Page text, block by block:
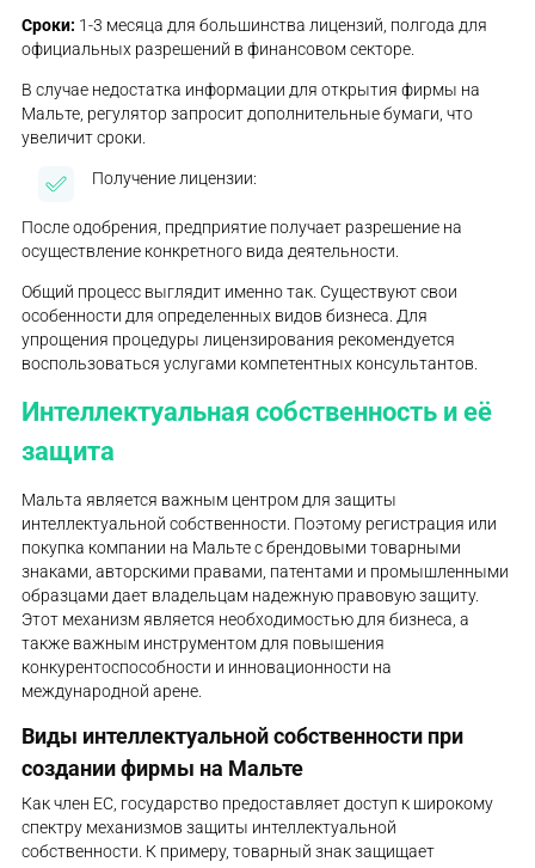
Сроки: 1-3 месяца для большинства лицензий, полгода для
официальных разрешений в финансовом секторе.
В случае недостатка информации для открытия фирмы на
Мальте, регулятор запросит дополнительные бумаги, что
увеличит сроки.
Получение лицензии:
После одобрения, предприятие получает разрешение на
осуществление конкретного вида деятельности.
Общий процесс выглядит именно так. Существуют свои
особенности для определенных видов бизнеса. Для
упрощения процедуры лицензирования рекомендуется
воспользоваться услугами компетентных консультантов.
Интеллектуальная собственность и её
защита
Мальта является важным центром для защиты
интеллектуальной собственности. Поэтому регистрация или
покупка компании на Мальте с брендовыми товарными
знаками, авторскими правами, патентами и промышленными
образцами дает владельцам надежную правовую защиту.
Этот механизм является необходимостью для бизнеса, а
также важным инструментом для повышения
конкурентоспособности и инновационности на
международной арене.
Виды интеллектуальной собственности при
создании фирмы на Мальте
Как член ЕС, государство предоставляет доступ к широкому
спектру механизмов защиты интеллектуальной
собственности. К примеру, товарный знак защищает